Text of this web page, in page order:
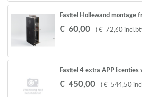
Fasttel Hollewand montage
€ 60,00 ( € 72,60
Fasttel 4 extra APP licenties
€ 450,00 ( € 544,50